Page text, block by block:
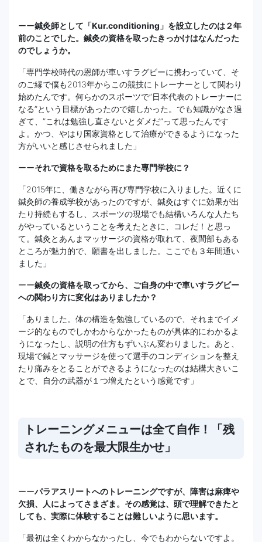
ーー鍼灸師として「Kur.conditioning」を設立したのは２年
前のことでした。鍼灸の資格を取ったきっかけはなんだった
のでしょうか。
「専門学校時代の恩師が車いすラグビーに携わっていて、そ
のご縁で僕も2013年からこの競技にトレーナーとして関わり
始めたんです。何らかのスポーツで”日本代表のトレーナーに
なる”という目標があったので嬉しかった。でも知識がなさ過
ぎて、”これは勉強し直さないとダメだ”って思ったんです
よ。かつ、やはり国家資格として治療ができるようになった
方がいいと感じさせられました」
ーーそれで資格を取るためにまた専門学校に？
「2015年に、働きながら再び専門学校に入りました。近くに
鍼灸師の養成学校があったのですが、鍼灸はすぐに効果が出
たり持続もするし、スポーツの現場でも結構いろんな人たち
がやっているということを考えたときに、コレだ！と思っ
て。鍼灸とあんまマッサージの資格が取れて、夜間部もある
ところが魅力的で、願書を出しました。ここでも３年間通い
ました」
ーー鍼灸の資格を取ってから、ご自身の中で車いすラグビー
への関わり方に変化はありましたか？
「ありました。体の構造を勉強しているので、それまでイメ
ージ的なものでしかわからなかったものが具体的にわかるよ
うになったし、説明の仕方もずいぶん変わりました。あと、
現場で鍼とマッサージを使って選手のコンディションを整え
たり痛みをとることができるようになったのは結構大きいこ
とで、自分の武器が１つ増えたという感覚です」
トレーニングメニューは全て自作！「残
されたものを最大限生かせ」
ーーパラアスリートへのトレーニングですが、障害は麻痺や
欠損、人によってさまざま。その感覚は、頭で理解できたと
しても、実際に体験することは難しいように思います。
「最初は全くわからなかったし、今でもわからないですよ。